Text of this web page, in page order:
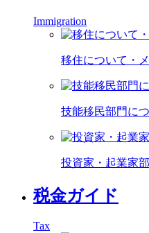
Immigration
移住について・
技能移民部門に
投資家・起業家
税金ガイド
Tax